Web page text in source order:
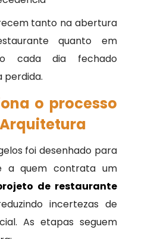
tanto na abertura
quanto em
cada dia fechado
perdida.
o processo
foi desenhado para
a quem contrata um
de restaurante
incertezas de
As etapas seguem